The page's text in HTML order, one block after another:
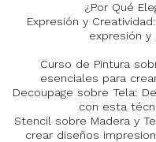
¿Por Qué
Expresión y
expresión y
Curso de Pintura
esenciales para
Decoupage sobre Tela:
con esta
Stencil sobre Madera y
crear diseños